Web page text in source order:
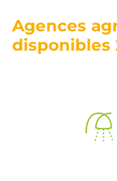
Agences
disponibles